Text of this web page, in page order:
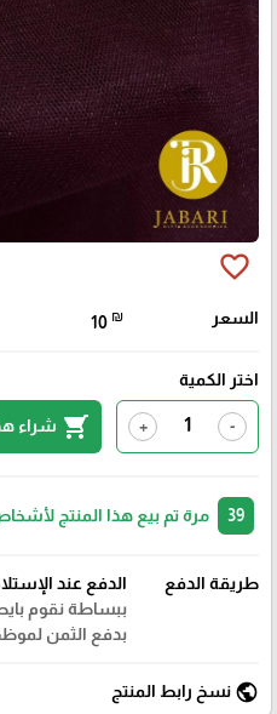
favorite_border
السعر 10 ₪
اختر الكمية
-
+
shopping_cart شراء
مرة تم بيع هذا المنتج
طريقة الدفع
الدفع عند
ببساطة نقوم
بدفع الثمن
public نسخ رابط المنتج